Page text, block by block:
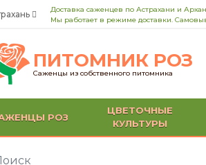
Доставка саженцев по Астрахани и
Мы работает в режиме доставки.
ПИТОМНИК РОЗ
Саженцы из собственного питомника
РОЗ
ЦВЕТОЧНЫЕ
КУЛЬТУРЫ